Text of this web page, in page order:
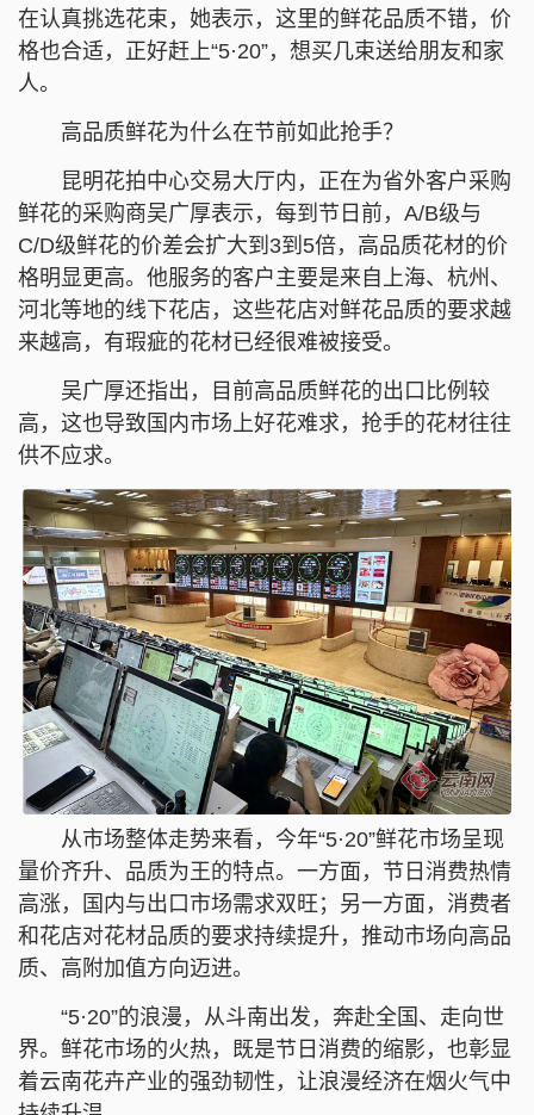
在认真挑选花束，她表示，这里的鲜花品质不错，价
格也合适，正好赶上“5·20”，想买几束送给朋友和家
人。
高品质鲜花为什么在节前如此抢手？
昆明花拍中心交易大厅内，正在为省外客户采购
鲜花的采购商吴广厚表示，每到节日前，A/B级与
C/D级鲜花的价差会扩大到3到5倍，高品质花材的价
格明显更高。他服务的客户主要是来自上海、杭州、
河北等地的线下花店，这些花店对鲜花品质的要求越
来越高，有瑕疵的花材已经很难被接受。
吴广厚还指出，目前高品质鲜花的出口比例较
高，这也导致国内市场上好花难求，抢手的花材往往
供不应求。
从市场整体走势来看，今年“5·20”鲜花市场呈现
量价齐升、品质为王的特点。一方面，节日消费热情
高涨，国内与出口市场需求双旺；另一方面，消费者
和花店对花材品质的要求持续提升，推动市场向高品
质、高附加值方向迈进。
“5·20”的浪漫，从斗南出发，奔赴全国、走向世
界。鲜花市场的火热，既是节日消费的缩影，也彰显
着云南花卉产业的强劲韧性，让浪漫经济在烟火气中